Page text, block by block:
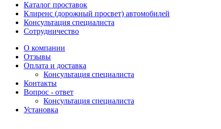
Каталог проставок
Клиренс (дорожный просвет) автомобилей
Консультация специалиста
Сотрудничество
О компании
Отзывы
Оплата и доставка
Консультация специалиста
Контакты
Вопрос - ответ
Консультация специалиста
Установка